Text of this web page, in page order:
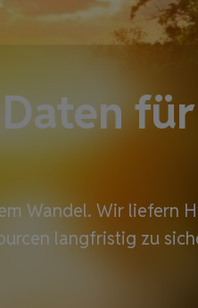
für
Wandel. Wir liefern
langfristig zu